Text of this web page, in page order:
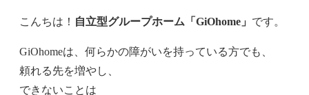
こんちは！ 自立型グループホーム「GiOhome」 です。
GiOhomeは、何らかの障がいを持っている方でも、
頼れる先を増やし、
できないことは